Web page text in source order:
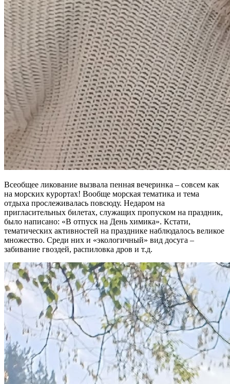
Всеобщее ликование вызвала пенная вечеринка – совсем как
на морских курортах! Вообще морская тематика и тема
отдыха прослеживалась повсюду. Недаром на
пригласительных билетах, служащих пропуском на праздник,
было написано: «В отпуск на День химика». Кстати,
тематических активностей на празднике наблюдалось великое
множество. Среди них и «экологичный» вид досуга –
забивание гвоздей, распиловка дров и т.д.